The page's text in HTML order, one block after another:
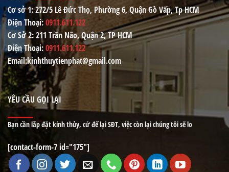
Cơ sở 1: 272/5 Lê Đức Thọ, Phường 6, Quận Gò Vấp, Tp HCM
Điện Thoại:0911.611.122
Cơ Sở 2: 211 Trần Não, Quận 2, TP HCM
Điện Thoại:0911.611.122
Email:kinhthuytienphat@gmail.com
YÊU CẦU GỌI LẠI
Bạn cần lắp đặt kính thủy, cứ để lại SĐT, việc còn lại chúng tôi sẽ lo
[contact-form-7 id="175"]